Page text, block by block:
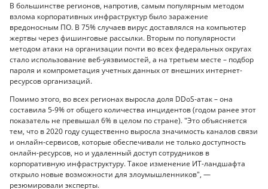
В большинстве регионов, напротив, самым популярным методом
взлома корпоративных инфраструктур было заражение
вредоносным ПО. В 75% случаев вирус доставлялся на компьютер
жертвы через фишинговые рассылки. Вторым по популярности
методом атаки на организации почти во всех федеральных округах
стало использование веб-уязвимостей, а на третьем месте – подбор
пароля и компрометация учетных данных от внешних интернет-
ресурсов организаций.
Помимо этого, во всех регионах выросла доля DDoS-атак – она
составила 5-9% от общего количества инцидентов (годом ранее этот
показатель не превышал 6% в целом по стране). "Это объясняется
тем, что в 2020 году существенно выросла значимость каналов связи
и онлайн-сервисов, которые обеспечивали не только доступность
онлайн-ресурсов, но и удаленный доступ сотрудников в
корпоративную инфраструктуру. Такое изменение ИТ-ландшафта
открыло новые возможности для злоумышленников", —
резюмировали эксперты.